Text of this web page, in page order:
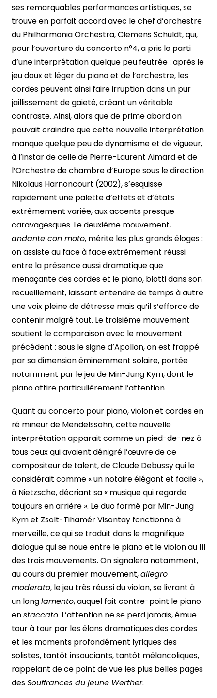
ses remarquables performances artistiques, se
trouve en parfait accord avec le chef d’orchestre
du Philharmonia Orchestra, Clemens Schuldt, qui,
pour l’ouverture du concerto n°4, a pris le parti
d’une interprétation quelque peu feutrée : après le
jeu doux et léger du piano et de l’orchestre, les
cordes peuvent ainsi faire irruption dans un pur
jaillissement de gaieté, créant un véritable
contraste. Ainsi, alors que de prime abord on
pouvait craindre que cette nouvelle interprétation
manque quelque peu de dynamisme et de vigueur,
à l’instar de celle de Pierre-Laurent Aimard et de
l’Orchestre de chambre d’Europe sous le direction
Nikolaus Harnoncourt (2002), s’esquisse
rapidement une palette d’effets et d’états
extrêmement variée, aux accents presque
caravagesques. Le deuxième mouvement,
andante con moto, mérite les plus grands éloges :
on assiste au face à face extrêmement réussi
entre la présence aussi dramatique que
menaçante des cordes et le piano, blotti dans son
recueillement, laissant entendre de temps à autre
une voix pleine de détresse mais qu’il s’efforce de
contenir malgré tout. Le troisième mouvement
soutient le comparaison avec le mouvement
précédent : sous le signe d’Apollon, on est frappé
par sa dimension éminemment solaire, portée
notamment par le jeu de Min-Jung Kym, dont le
piano attire particulièrement l’attention.
Quant au concerto pour piano, violon et cordes en
ré mineur de Mendelssohn, cette nouvelle
interprétation apparait comme un pied-de-nez à
tous ceux qui avaient dénigré l’œuvre de ce
compositeur de talent, de Claude Debussy qui le
considérait comme « un notaire élégant et facile »,
à Nietzsche, décriant sa « musique qui regarde
toujours en arrière ». Le duo formé par Min-Jung
Kym et Zsolt-Tihamér Visontay fonctionne à
merveille, ce qui se traduit dans le magnifique
dialogue qui se noue entre le piano et le violon au fil
des trois mouvements. On signalera notamment,
au cours du premier mouvement,allegro
moderato, le jeu très réussi du violon, se livrant à
un longlamento, auquel fait contre-point le piano
enstaccato. L’attention ne se perd jamais, émue
tour à tour par les élans dramatiques des cordes
et les moments profondément lyriques des
solistes, tantôt insouciants, tantôt mélancoliques,
rappelant de ce point de vue les plus belles pages
desSouffrances du jeune Werther.